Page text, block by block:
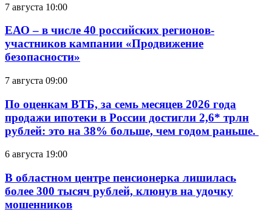
7 августа 10:00
ЕАО – в числе 40 российских регионов-
участников кампании «Продвижение
безопасности»
7 августа 09:00
По оценкам ВТБ, за семь месяцев 2026 года
продажи ипотеки в России достигли 2,6* трлн
рублей: это на 38% больше, чем годом раньше.
6 августа 19:00
В областном центре пенсионерка лишилась
более 300 тысяч рублей, клюнув на удочку
мошенников